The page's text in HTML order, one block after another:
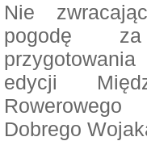
Nie
pogodę
edycji
Dobrego